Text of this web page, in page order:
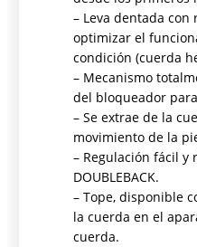
– Leva dentada
optimizar el
condición (cuerda
– Mecanismo
del bloqueador
– Se extrae de la
movimiento de la
– Regulación fácil
DOUBLEBACK.
– Tope, disponible
la cuerda en el
cuerda.